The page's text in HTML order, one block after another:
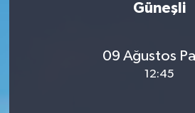
Güneşli
09 Ağustos
12:45
BİLİM VE TEKNOLOJİ